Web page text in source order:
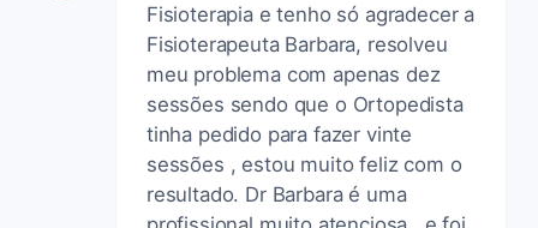
Fisioterapia e tenho só agradecer a
Fisioterapeuta Barbara, resolveu
meu problema com apenas dez
sessões sendo que o Ortopedista
tinha pedido para fazer vinte
sessões , estou muito feliz com o
resultado. Dr Barbara é uma